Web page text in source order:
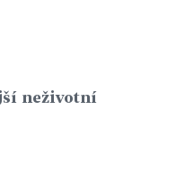
neživotní